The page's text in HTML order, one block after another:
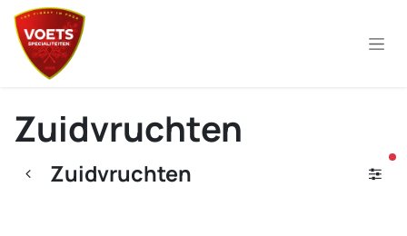
Overslaan naar inhoud
Zuidvruchten
Zuidvruchten